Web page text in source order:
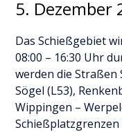
5. Dezember
Das Schießgebiet
08:00 – 16:30 Uhr
werden die Straßen
Sögel (L53),
Wippingen –